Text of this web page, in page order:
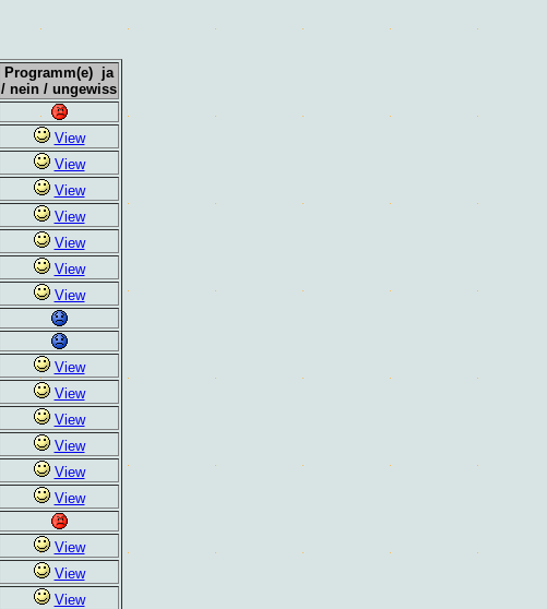
Programm(e) ja
/ nein / ungewiss
View
View
View
View
View
View
View
View
View
View
View
View
View
View
View
View